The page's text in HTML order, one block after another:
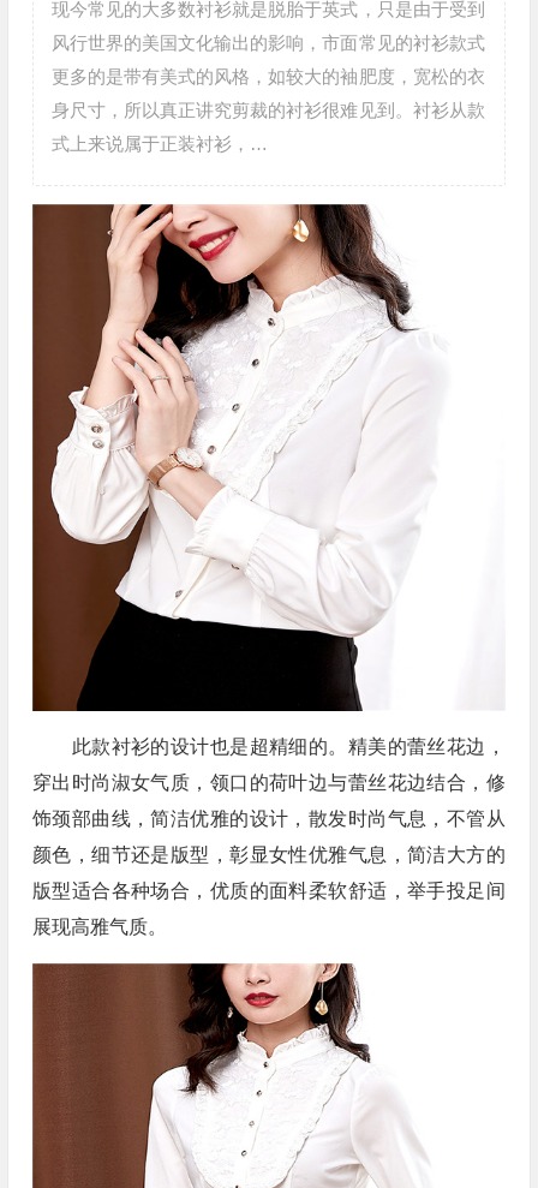
现今常见的大多数衬衫就是脱胎于英式，只是由于受到
风行世界的美国文化输出的影响，市面常见的衬衫款式
更多的是带有美式的风格，如较大的袖肥度，宽松的衣
身尺寸，所以真正讲究剪裁的衬衫很难见到。衬衫从款
式上来说属于正装衬衫，…
此款衬衫的设计也是超精细的。精美的蕾丝花边，
穿出时尚淑女气质，领口的荷叶边与蕾丝花边结合，修
饰颈部曲线，简洁优雅的设计，散发时尚气息，不管从
颜色，细节还是版型，彰显女性优雅气息，简洁大方的
版型适合各种场合，优质的面料柔软舒适，举手投足间
展现高雅气质。